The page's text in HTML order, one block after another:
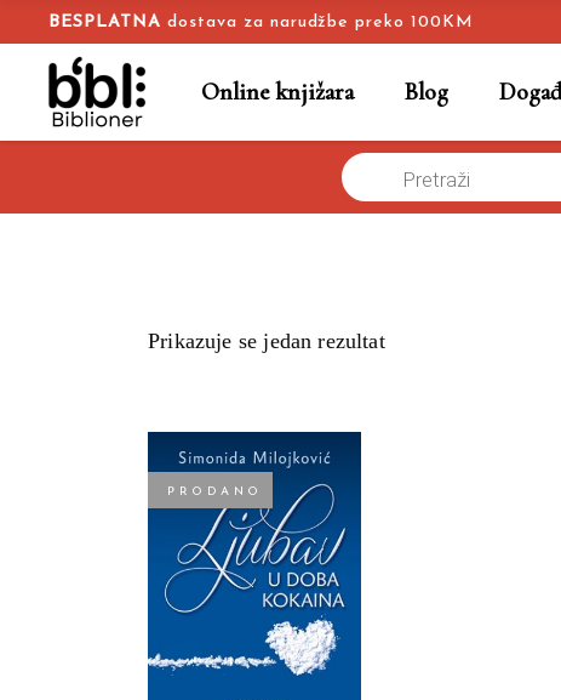
BESPLATNA dostava za narudžbe preko 100KM
Online knjižara Blog
zavisnost
Products
search
Prikazuje se jedan rezultat
PRODANO